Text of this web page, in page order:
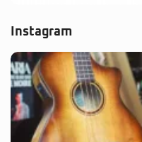
Instagram